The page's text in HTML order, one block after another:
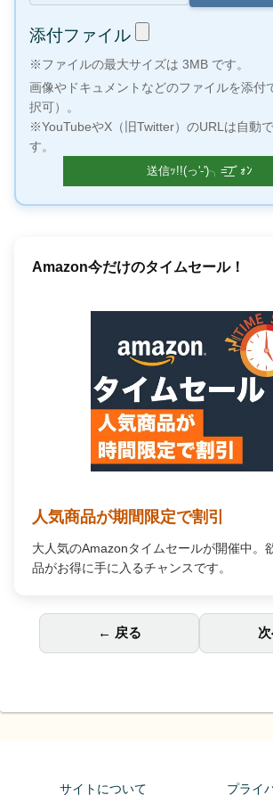
添付ファイル
※ファイルの最大サイズは 3MB です。
画像やドキュメントなどのファイルを添付
択可）。
※YouTubeやX（旧Twitter）のURLは自動
す。
「聴く」読書で時間を有効活用
Audible オーディオブック
プロの朗読で「聴く」読書。通勤中や家事
ただけの贅沢な読書時間に変わります。
← 戻る
サイトについて プライ